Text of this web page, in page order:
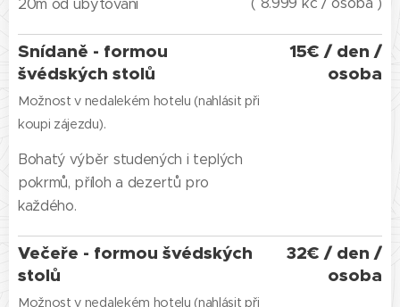
20m od ubytování
Snídaně - formou
švédských stolů
Možnost v nedalekém hotelu (nahlásit při
koupi zájezdu).
Bohatý výběr studených i teplých
pokrmů, příloh a dezertů pro
každého.
15€ / den /
osoba
Večeře - formou švédských
stolů
Možnost v nedalekém hotelu (nahlásit při
32€ / den /
osoba